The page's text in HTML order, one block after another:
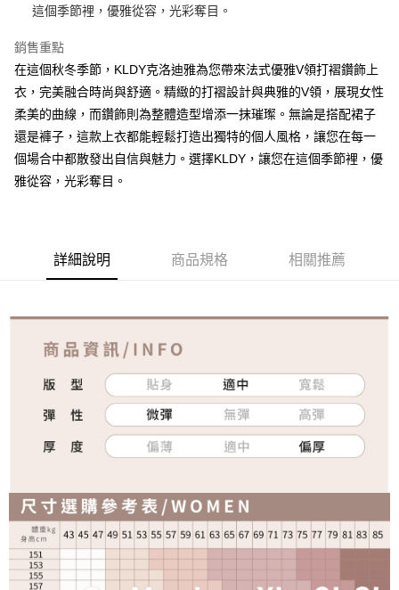
免運費
7-11取貨付款
免運費
付款後7-11取貨
免運費
宅配
免運費
這個季節裡，優雅從容，光彩奪目。
銷售重點
在這個秋冬季節，KLDY克洛迪雅為您帶來法式優雅V領打褶鑽飾上
衣，完美融合時尚與舒適。精緻的打褶設計與典雅的V領，展現女性
柔美的曲線，而鑽飾則為整體造型增添一抹璀璨。無論是搭配裙子
還是褲子，這款上衣都能輕鬆打造出獨特的個人風格，讓您在每一
個場合中都散發出自信與魅力。選擇KLDY，讓您在這個季節裡，優
雅從容，光彩奪目。
詳細說明 商品規格 相關推薦